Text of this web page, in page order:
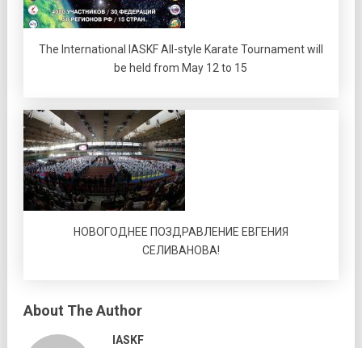
The International IASKF All-style Karate Tournament will
be held from May 12 to 15
НОВОГОДНЕЕ ПОЗДРАВЛЕНИЕ ЕВГЕНИЯ
СЕЛИВАНОВА!
About The Author
IASKF